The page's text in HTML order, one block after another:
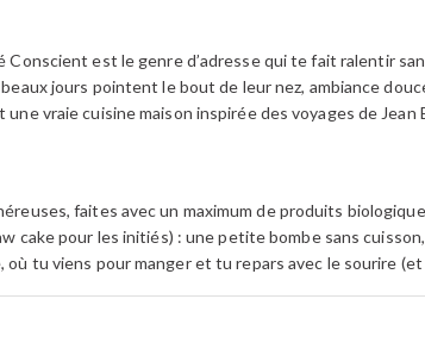
Conscient est le genre d’adresse qui te fait ralentir
jours pointent le bout de leur nez, ambiance
vraie cuisine maison inspirée des voyages de
faites avec un maximum de produits
cake pour les initiés) : une petite bombe sans
où tu viens pour manger et tu repars avec le sourire